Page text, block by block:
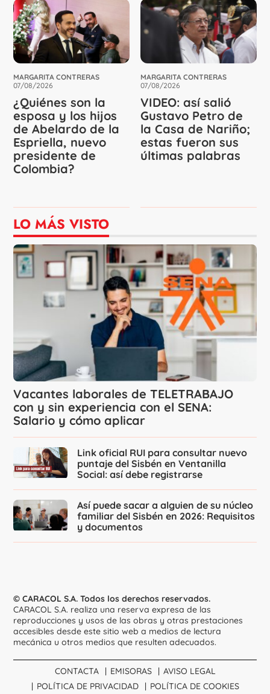
MARGARITA CONTRERAS
07/08/2026
¿Quiénes son la
esposa y los hijos
de Abelardo de la
Espriella, nuevo
presidente de
Colombia?
MARGARITA CONTRERAS
07/08/2026
VIDEO: así salió
Gustavo Petro de
la Casa de Nariño;
estas fueron sus
últimas palabras
LO MÁS VISTO
Vacantes laborales de TELETRABAJO
con y sin experiencia con el SENA:
Salario y cómo aplicar
Link oficial RUI para consultar nuevo
puntaje del Sisbén en Ventanilla
Social: así debe registrarse
Así puede sacar a alguien de su núcleo
familiar del Sisbén en 2026: Requisitos
y documentos
© CARACOL S.A. Todos los derechos reservados.
CARACOL S.A. realiza una reserva expresa de las
reproducciones y usos de las obras y otras prestaciones
accesibles desde este sitio web a medios de lectura
mecánica u otros medios que resulten adecuados.
CONTACTA EMISORAS
AVISO LEGAL
POLÍTICA DE PRIVACIDAD
POLÍTICA DE COOKIES